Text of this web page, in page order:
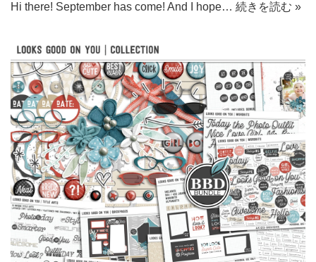
Hi there! September has come! And I hope… 続きを読む »